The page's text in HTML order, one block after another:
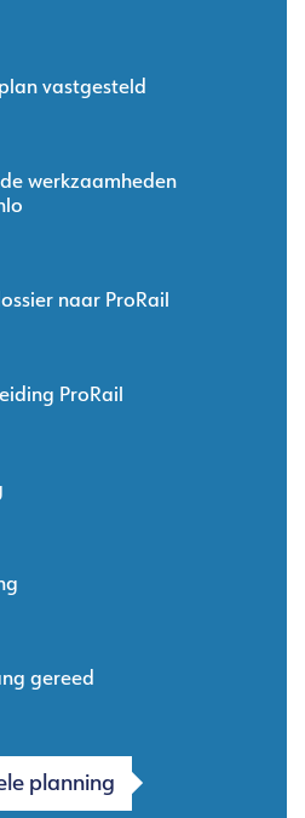
vastgesteld
werkzaamheden
naar ProRail
ProRail
gereed
planning